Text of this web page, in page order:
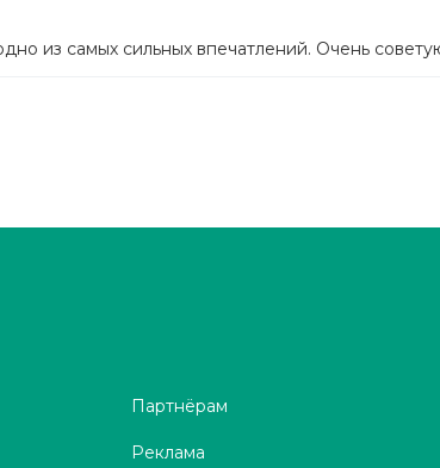
из самых сильных впечатлений. Очень
Партнёрам
Реклама